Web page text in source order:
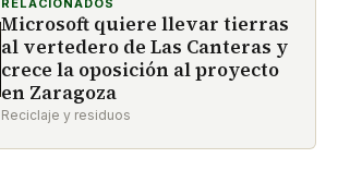
RELACIONADOS
Microsoft quiere llevar tierras
al vertedero de Las Canteras y
crece la oposición al proyecto
en Zaragoza
Reciclaje y residuos